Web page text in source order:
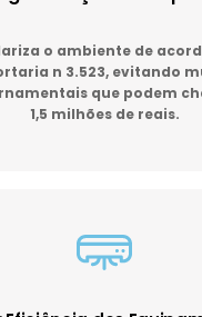
o ambiente de
n 3.523, evitando
que podem
1,5 milhões de reais.